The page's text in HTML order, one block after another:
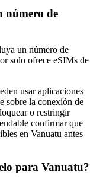
número de
un número de
solo ofrece eSIMs de
usar aplicaciones
sobre la conexión de
o restringir
confirmar que
en Vanuatu antes
para Vanuatu?